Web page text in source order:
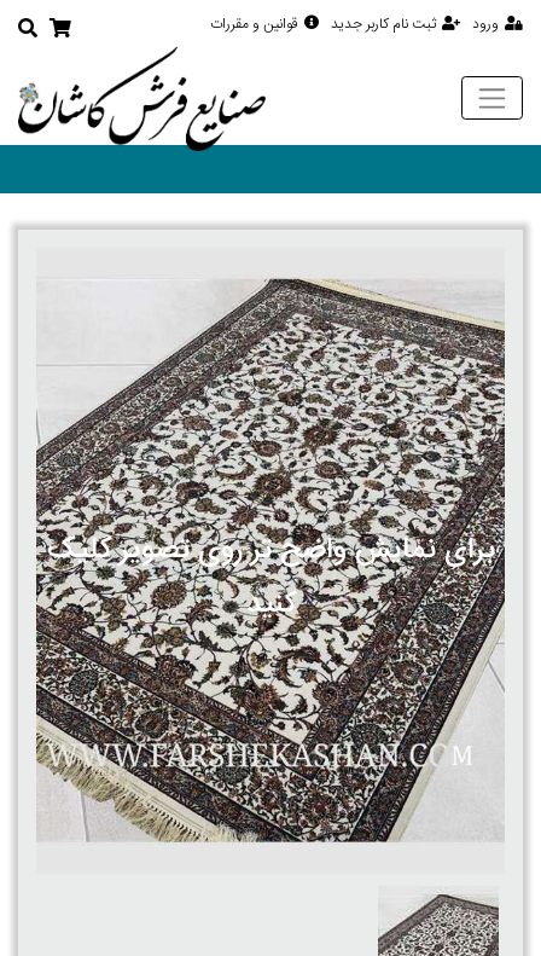
ورود ثبت نام کاربر جدید قوانین و مقررات
برای نمایش واضح تر روی تصویر کلیک
کنید